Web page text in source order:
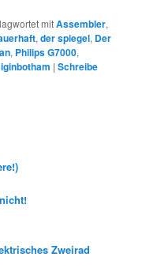
mitAssembler,
,der spiegel, Der
, Philips G7000,
|Schreibe
Zweirad